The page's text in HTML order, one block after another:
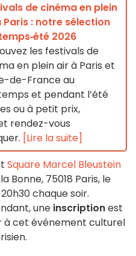
de cinéma en plein
Paris : notre sélection
2026
les festivals de
en plein air à Paris et
de-France au
et pendant l’été
ou à petit prix,
rendez-vous
[Lire la suite]
Square Marcel Bleustein
Bonne, 75018 Paris, le
chaque soir.
une inscriptionest
à cet événement culturel